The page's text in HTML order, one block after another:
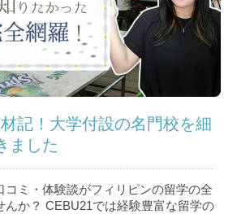
記！大学付設の名門校を細
ました
コミ・体験談がフィリピンの留学の全
んか？ CEBU21では経験豊富な留学の